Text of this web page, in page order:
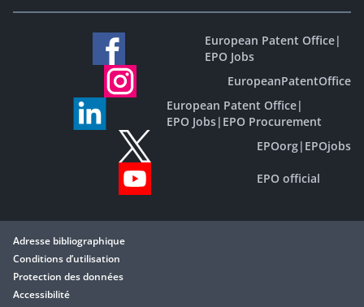
European Patent Office|
EPO Jobs
EuropeanPatentOffice
European Patent Office|
EPO Jobs| EPO Procurement
EPOorg| EPOjobs
EPO official
Adresse bibliographique
Conditions d’utilisation
Protection des données
Accessibilité